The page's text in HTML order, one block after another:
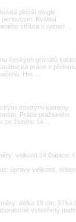
plošší mugle
Kvalitní
stříbra o ryzost ...
českých granátů
práce z přelomu
Hm ...
modrými kameny
Práce pražského
žlutého 14 ...
velikost 54 Datace: r.
úpravy velikosti,
délka 19 cm, šířka
vytvořený